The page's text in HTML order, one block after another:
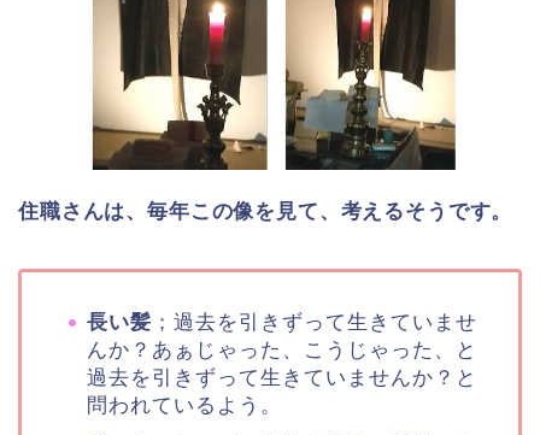
住職さんは、毎年この像を見て、考えるそうです。
長い髪 ；過去を引きずって生きていませ
んか？あぁじゃった、こうじゃった、と
過去を引きずって生きていませんか？と
問われているよう。